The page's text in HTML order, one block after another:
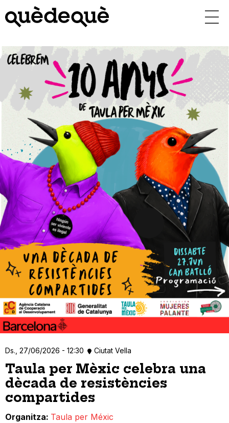
contingut
Ds., 27/06/2026 - 12:30 Ciutat Vella
Taula per Mèxic celebra una
dècada de resistències
compartides
Organitza Taula per Méxic